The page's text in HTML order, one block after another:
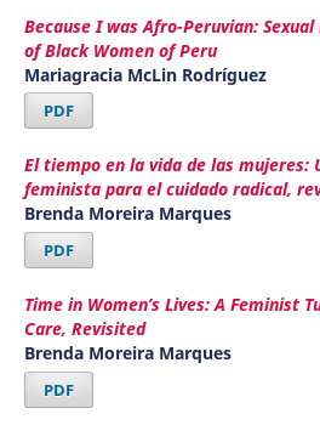
Because I was Afro-Peruvian:
of Black Women of Peru
Mariagracia McLin Rodríguez
PDF
El tiempo en la vida de las mujeres:
feminista para el cuidado radical,
Brenda Moreira Marques
PDF
Time in Women’s Lives: A Feminist
Care, Revisited
Brenda Moreira Marques
PDF